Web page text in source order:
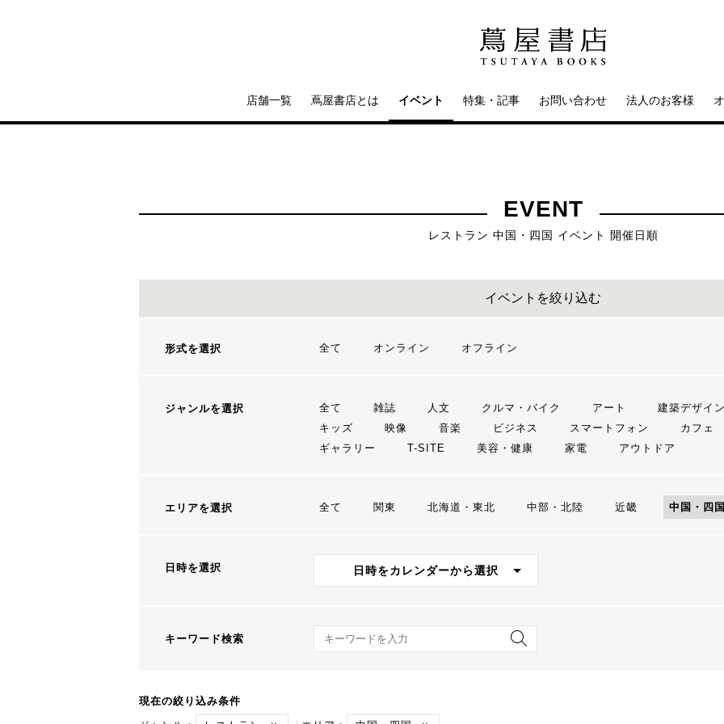
店舗一覧 蔦屋書店とは イベント 特集・記事 お問い合わせ 法人のお客様
EVENT
レストラン 中国・四国 イベント 開催日順
イベントを絞り込む
形式を選択 全て オンライン オフライン
ジャンルを選択 全て 雑誌 人文 クルマ・バイク アート 建築デザイン
キッズ
映像 音楽 ビジネス スマートフォン カフェ
ギャラリー
T-SITE 美容・健康 家電 アウトドア
エリアを選択 全て 関東 北海道・東北 中部・北陸 近畿 中国・四国
日時を選択 日時をカレンダーから選択
キーワード検索 キーワード検索
現在の絞り込み条件